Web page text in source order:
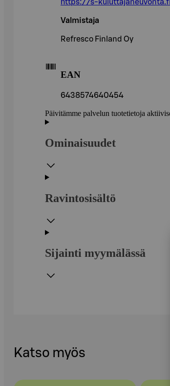
https://s-kuluttajaneuvonta.fi
Valmistaja
Refresco Finland Oy
EAN
6438574640454
Päivitämme palvelun tuotetietoja
Ominaisuudet
Ravintosisältö
Sijainti myymälässä
Katso myös